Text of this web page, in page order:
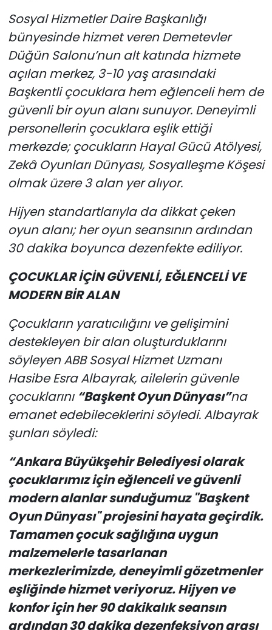
Sosyal Hizmetler Daire Başkanlığı
bünyesinde hizmet veren Demetevler
Düğün Salonu’nun alt katında hizmete
açılan merkez, 3-10 yaş arasındaki
Başkentli çocuklara hem eğlenceli hem de
güvenli bir oyun alanı sunuyor. Deneyimli
personellerin çocuklara eşlik ettiği
merkezde; çocukların Hayal Gücü Atölyesi,
Zekâ Oyunları Dünyası, Sosyalleşme Köşesi
olmak üzere 3 alan yer alıyor.
Hijyen standartlarıyla da dikkat çeken
oyun alanı; her oyun seansının ardından
30 dakika boyunca dezenfekte ediliyor.
ÇOCUKLAR İÇİN GÜVENLİ, EĞLENCELİ VE
MODERN BİR ALAN
Çocukların yaratıcılığını ve gelişimini
destekleyen bir alan oluşturduklarını
söyleyen ABB Sosyal Hizmet Uzmanı
Hasibe Esra Albayrak, ailelerin güvenle
çocuklarını “Başkent Oyun Dünyası”na
emanet edebileceklerini söyledi. Albayrak
şunları söyledi:
“Ankara Büyükşehir Belediyesi olarak
çocuklarımız için eğlenceli ve güvenli
modern alanlar sunduğumuz "Başkent
Oyun Dünyası" projesini hayata geçirdik.
Tamamen çocuk sağlığına uygun
malzemelerle tasarlanan
merkezlerimizde, deneyimli gözetmenler
eşliğinde hizmet veriyoruz. Hijyen ve
konfor için her 90 dakikalık seansın
ardından 30 dakika dezenfeksiyon arası